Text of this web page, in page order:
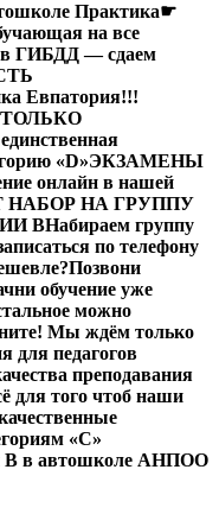
Практика☛
на все
в ГИБДД — сдаем
Евпатория!!!
«D»ЭКЗАМЕНЫ
онлайн в нашей
НА ГРУППУ
ВНабираем группу
по телефону
Позвони
обучение уже
можно
Мы ждём только
для педагогов
преподавания
для того чтоб наши
«С»
B в автошколе АНПОО